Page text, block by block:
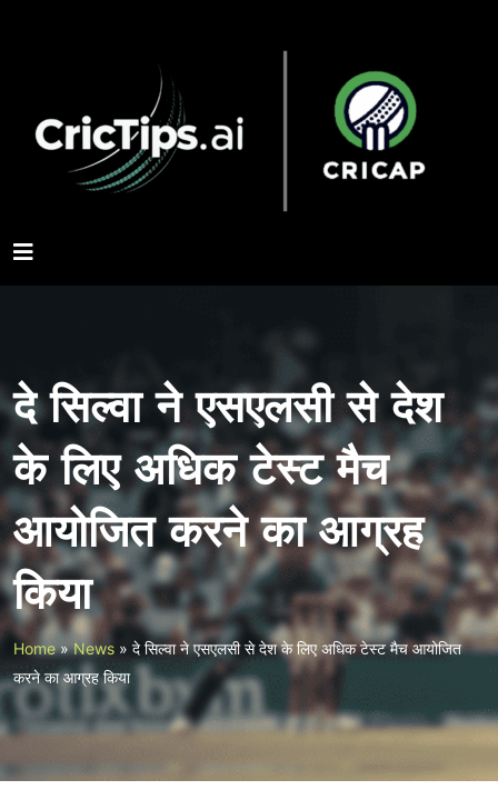
दे सिल्वा ने एसएलसी से देश
के लिए अधिक टेस्ट मैच
आयोजित करने का आग्रह
किया
Home»News » दे सिल्वा ने एसएलसी से देश के लिए अधिक टेस्ट मैच आयोजित
करने का आग्रह किया